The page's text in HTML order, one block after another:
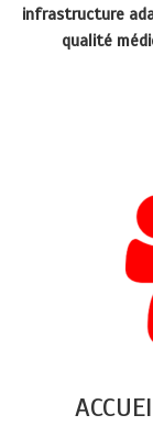
infrastructure
qualité